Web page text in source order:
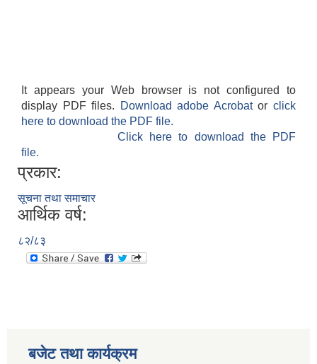
It appears your Web browser is not configured to
display PDF files.
Download adobe Acrobatorclick
here to download the PDF file.
Click here to download the PDF
file.
प्रकार:
सूचना तथा समाचार
आर्थिक वर्ष:
८२/८३
बजेट तथा कार्यक्रम